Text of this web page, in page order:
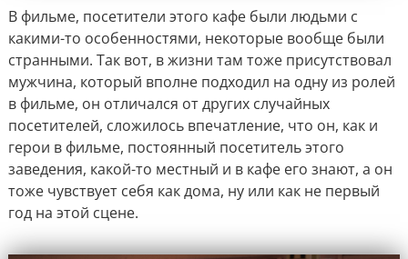
В фильме, посетители этого кафе были людьми с
какими-то особенностями, некоторые вообще были
странными. Так вот, в жизни там тоже присутствовал
мужчина, который вполне подходил на одну из ролей
в фильме, он отличался от других случайных
посетителей, сложилось впечатление, что он, как и
герои в фильме, постоянный посетитель этого
заведения, какой-то местный и в кафе его знают, а он
тоже чувствует себя как дома, ну или как не первый
год на этой сцене.